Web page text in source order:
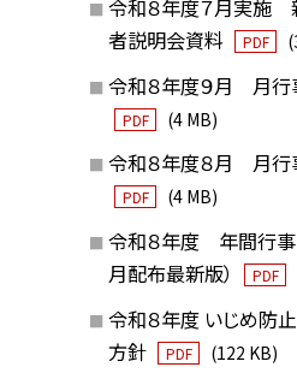
令和８年度７月実施
者説明会資料
PDF
令和８年度９月 月行
PDF (4 MB)
令和８年度８月 月
PDF (4 MB)
令和８年度 年間行事
月配布最新版）
PDF
令和８年度 いじめ防
方針
PDF (122 KB)